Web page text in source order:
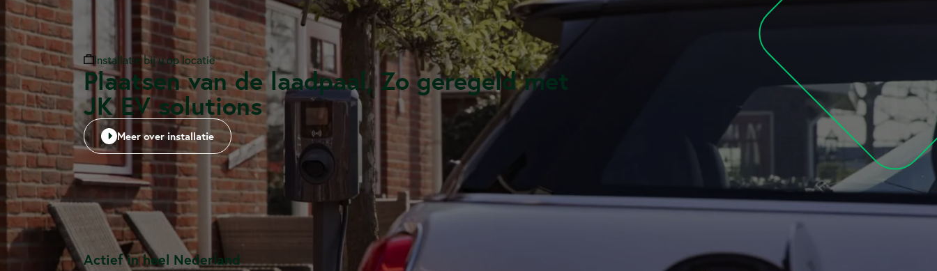
Installatie bij u op locatie
Plaatsen van de laadpaal, Zo geregeld met
JK EV solutions
Meer over installatie
Actief in heel Nederland